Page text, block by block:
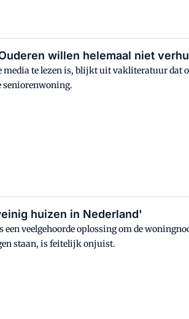
willen helemaal niet
te lezen is, blijkt uit vakliteratuur dat
seniorenwoning.
huizen in Nederland'
een veelgehoorde oplossing om de
staan, is feitelijk onjuist.